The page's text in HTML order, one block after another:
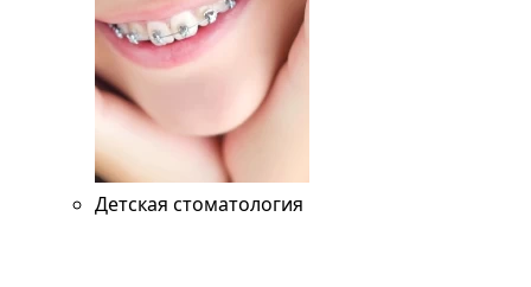
Детская стоматология